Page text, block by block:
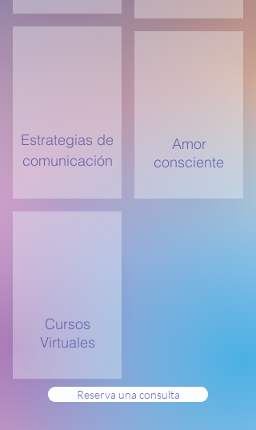
Estrategias de
comunicación
Cursos
Virtuales
Amor
consciente
Reserva una consulta